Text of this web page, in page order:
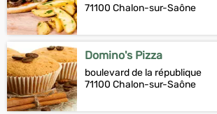
71100 Chalon-sur-Saône
Domino's Pizza
boulevard de la république
71100 Chalon-sur-Saône